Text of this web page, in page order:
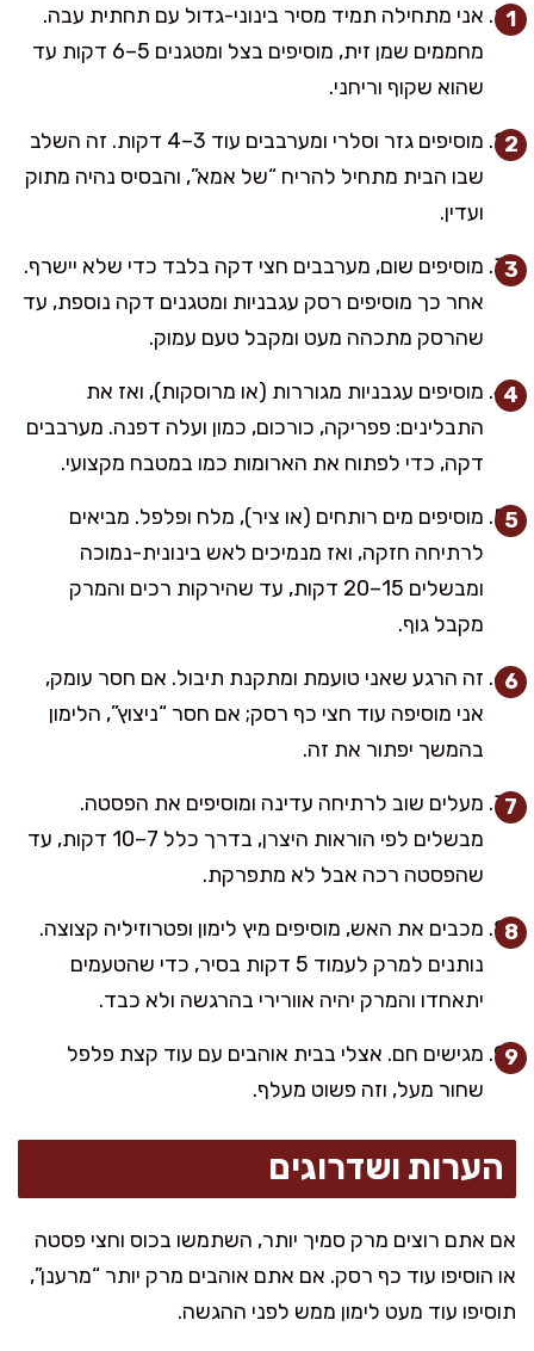
אני מתחילה תמיד מסיר בינוני-גדול עם תחתית עבה.
מחממים שמן זית, מוסיפים בצל ומטגנים 5–6 דקות עד
שהוא שקוף וריחני.
מוסיפים גזר וסלרי ומערבבים עוד 3–4 דקות. זה השלב
שבו הבית מתחיל להריח “של אמא”, והבסיס נהיה מתוק
ועדין.
מוסיפים שום, מערבבים חצי דקה בלבד כדי שלא יישרף.
אחר כך מוסיפים רסק עגבניות ומטגנים דקה נוספת, עד
שהרסק מתכהה מעט ומקבל טעם עמוק.
מוסיפים עגבניות מגוררות (או מרוסקות), ואז את
התבלינים: פפריקה, כורכום, כמון ועלה דפנה. מערבבים
דקה, כדי לפתוח את הארומות כמו במטבח מקצועי.
מוסיפים מים רותחים (או ציר), מלח ופלפל. מביאים
לרתיחה חזקה, ואז מנמיכים לאש בינונית-נמוכה
ומבשלים 15–20 דקות, עד שהירקות רכים והמרק
מקבל גוף.
זה הרגע שאני טועמת ומתקנת תיבול. אם חסר עומק,
אני מוסיפה עוד חצי כף רסק; אם חסר “ניצוץ”, הלימון
בהמשך יפתור את זה.
מעלים שוב לרתיחה עדינה ומוסיפים את הפסטה.
מבשלים לפי הוראות היצרן, בדרך כלל 7–10 דקות, עד
שהפסטה רכה אבל לא מתפרקת.
מכבים את האש, מוסיפים מיץ לימון ופטרוזיליה קצוצה.
נותנים למרק לעמוד 5 דקות בסיר, כדי שהטעמים
יתאחדו והמרק יהיה אוורירי בהרגשה ולא כבד.
מגישים חם. אצלי בבית אוהבים עם עוד קצת פלפל
שחור מעל, וזה פשוט מעלף.
הערות ושדרוגים
אם אתם רוצים מרק סמיך יותר, השתמשו בכוס וחצי פסטה
או הוסיפו עוד כף רסק. אם אתם אוהבים מרק יותר “מרענן”,
תוסיפו עוד מעט לימון ממש לפני ההגשה.